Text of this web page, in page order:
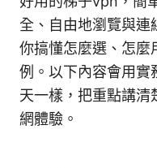
全、自由地瀏覽與連
你搞懂怎麼選、怎麼
例。以下內容會用實
天一樣，把重點講清
網體驗。